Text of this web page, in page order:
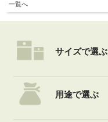
一覧へ
サイズで選ぶ
用途で選ぶ